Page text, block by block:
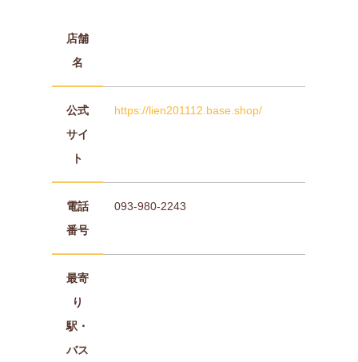
店舗
名
公式
サイ
ト
https://lien201112.base.shop/
電話
番号
093-980-2243
最寄
り
駅・
バス